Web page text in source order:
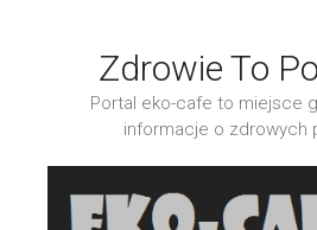
Zdrowie To
Portal eko-cafe to miejsce
informacje o zdrowych